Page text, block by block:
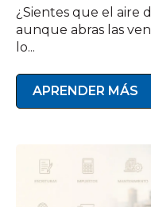
¿Sientes que el aire
aunque abras las
lo...
APRENDER MÁS